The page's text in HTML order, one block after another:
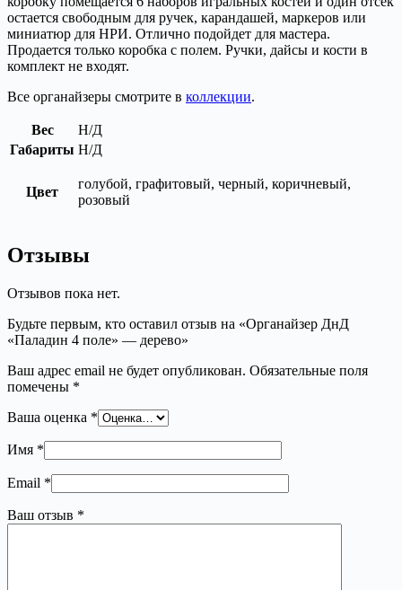
остается свободным для ручек, карандашей, маркеров или
миниатюр для НРИ. Отлично подойдет для мастера.
Продается только коробка с полем. Ручки, дайсы и кости в
комплект не входят.
Все органайзеры смотрите в коллекции.
Вес
Н/Д
Габариты Н/Д
Цвет
голубой, графитовый, черный, коричневый,
розовый
Отзывы
Отзывов пока нет.
Будьте первым, кто оставил отзыв на «Органайзер ДнД
«Паладин 4 поле» — дерево»
Ваш адрес email не будет опубликован. Обязательные поля
помечены *
Ваша оценка *
Имя *
Email *
Ваш отзыв *